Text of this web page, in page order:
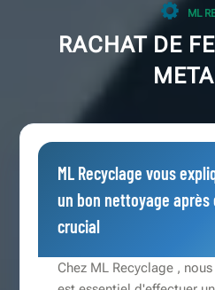
ML
RACHAT DE
ML Recyclage vous
un bon nettoyage
crucial
Chez ML Recyclage ,